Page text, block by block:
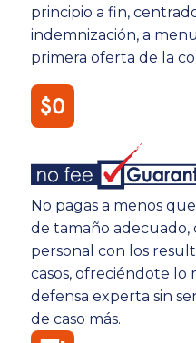
principio a fin,
indemnización, a
primera oferta de la
No pagas a menos
de tamaño adecuado,
personal con los
casos, ofreciéndote lo
defensa experta sin
de caso más.